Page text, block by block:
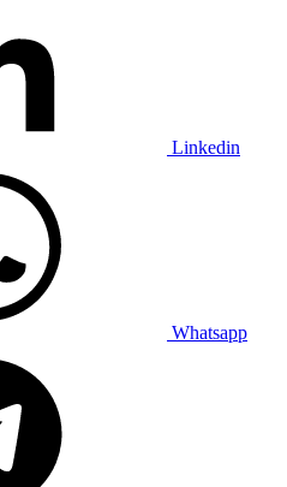
Linkedin
Whatsapp